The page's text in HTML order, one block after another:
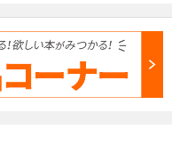
カート